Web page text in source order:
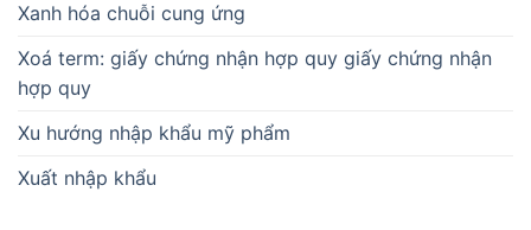
Xanh hóa chuỗi cung ứng
Xoá term: giấy chứng nhận hợp quy giấy chứng nhận
hợp quy
Xu hướng nhập khẩu mỹ phẩm
Xuất nhập khẩu